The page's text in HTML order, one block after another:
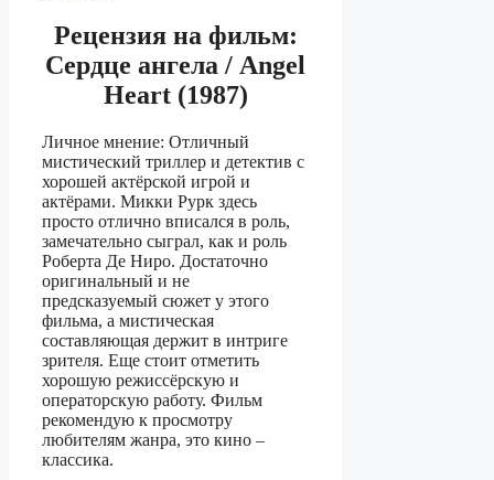
Рецензия на фильм:
Сердце ангела / Angel
Heart (1987)
Личное мнение: Отличный
мистический триллер и детектив с
хорошей актёрской игрой и
актёрами. Микки Рурк здесь
просто отлично вписался в роль,
замечательно сыграл, как и роль
Роберта Де Ниро. Достаточно
оригинальный и не
предсказуемый сюжет у этого
фильма, а мистическая
составляющая держит в интриге
зрителя. Еще стоит отметить
хорошую режиссёрскую и
операторскую работу. Фильм
рекомендую к просмотру
любителям жанра, это кино –
классика.